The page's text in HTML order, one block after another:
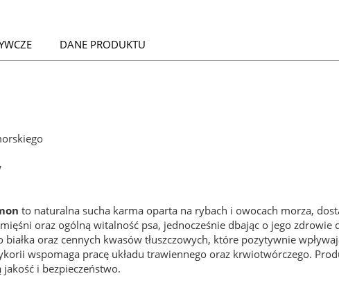
DANE PRODUKTU
to naturalna sucha karma oparta na rybach i owocach morza,
oraz ogólną witalność psa, jednocześnie dbając o jego zdrowie
białka oraz cennych kwasów tłuszczowych, które pozytywnie
wspomaga pracę układu trawiennego oraz krwiotwórczego.
i bezpieczeństwo.